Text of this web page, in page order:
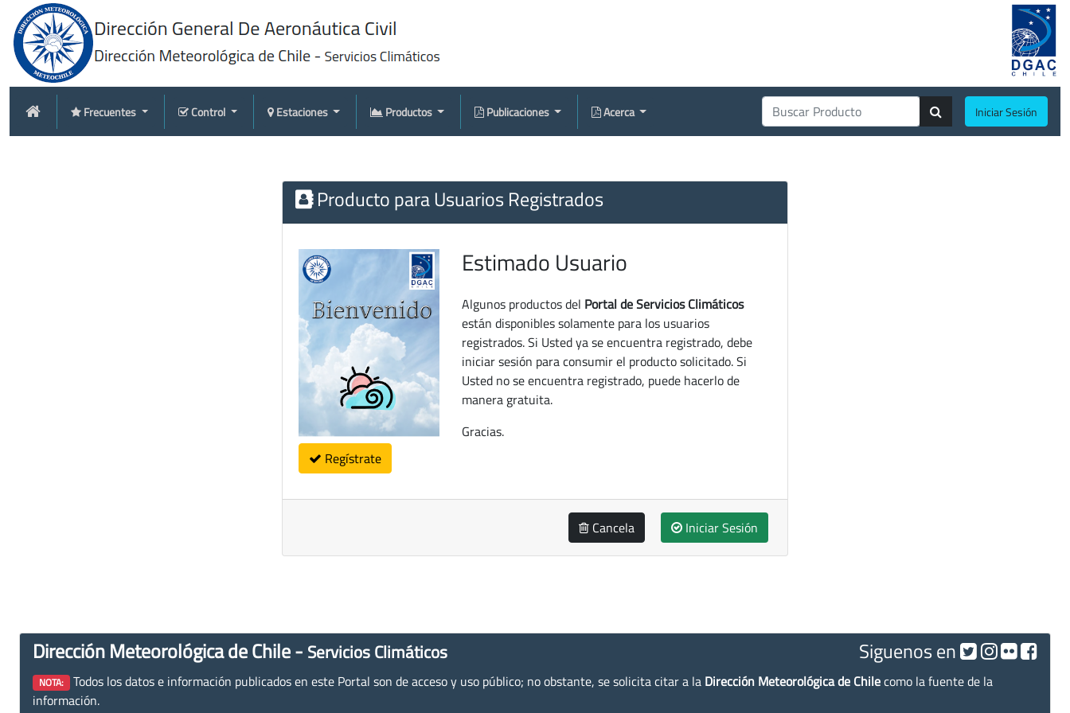
Frecuentes Control Estaciones Productos Publicaciones Acerca Iniciar Sesión
Producto para Usuarios Registrados
Regístrate
Estimado Usuario
Algunos productos del Portal de Servicios Climáticos
están disponibles solamente para los usuarios
registrados. Si Usted ya se encuentra registrado, debe
iniciar sesión para consumir el producto solicitado. Si
Usted no se encuentra registrado, puede hacerlo de
manera gratuita.
Gracias.
Cancela Iniciar Sesión
Dirección Meteorológica de Chile - Servicios Climáticos Siguenos en
NOTA: Todos los datos e información publicados en este Portal son de acceso y uso público; no obstante, se solicita citar a la Dirección Meteorológica de Chilecomo la fuente de la
información.